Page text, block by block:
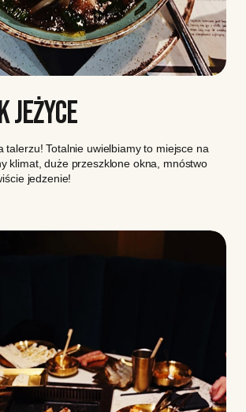
JEŻYCE
talerzu! Totalnie uwielbiamy to miejsce na
klimat, duże przeszklone okna, mnóstwo
jedzenie!